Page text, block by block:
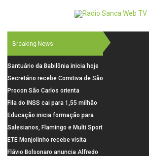
Breaking News
Santuário da Babilônia inicia hoje
(06), uma programação especial
para os seus 160 anos de história.
Secretário recebe Comitiva de São
Carlos para debater investimentos
em rodovias
Procon São Carlos orienta
consumidores sobre cuidados
nas compras para o Dia dos Pais
Fila do INSS cai para 1,55 milhão
em julho, com alta de 66,5% nos
pedidos negados em 2026
Educação inicia formação para
elaboração do novo Plano
Municipal
Salesianos, Flamingo e Multi Sport
vão representar São Carlos no
campeonato Estadual
ETE Monjolinho recebe visita
científica da FAPESP
Flávio Bolsonaro anuncia Alfredo